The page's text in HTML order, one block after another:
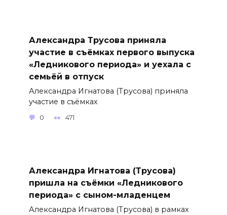
Александра Трусова приняла
участие в съёмках первого выпуска
«Ледникового периода» и уехала с
семьёй в отпуск
Александра Игнатова (Трусова) приняла
участие в съёмках
0 471
Александра Игнатова (Трусова)
пришла на съёмки «Ледникового
периода» с сыном-младенцем
Александра Игнатова (Трусова) в рамках